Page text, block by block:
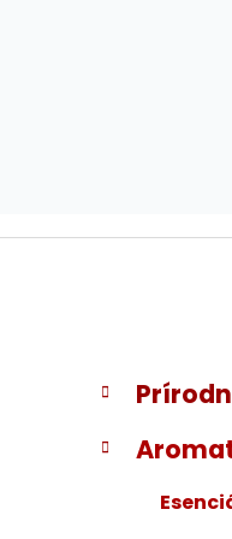
B
č
Preskočiť
kategórie
K
a
t
e